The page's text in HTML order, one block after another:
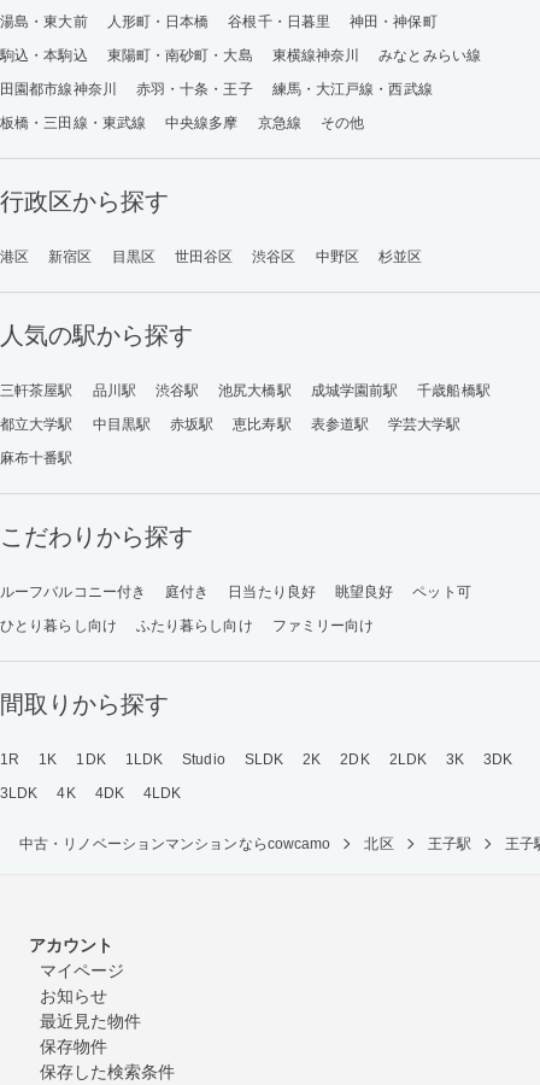
湯島・東大前
人形町・日本橋 谷根千・日暮里
神田・神保町
駒込・本駒込
東陽町・南砂町・大島 東横線神奈川
みなとみらい線
田園都市線神奈川
赤羽・十条・王子
練馬・大江戸線・西武線
板橋・三田線・東武線
中央線多摩 京急線 その他
行政区から探す
港区 新宿区 目黒区 世田谷区 渋谷区 中野区 杉並区
人気の駅から探す
三軒茶屋駅 品川駅 渋谷駅 池尻大橋駅 成城学園前駅
千歳船橋駅
都立大学駅
中目黒駅 赤坂駅 恵比寿駅 表参道駅
学芸大学駅
麻布十番駅
こだわりから探す
ルーフバルコニー付き 庭付き 日当たり良好 眺望良好
ペット可
ひとり暮らし向け
ふたり暮らし向け ファミリー向け
間取りから探す
1R 1K 1DK 1LDK Studio SLDK 2K 2DK 2LDK 3K
3DK
3LDK
4K 4DK 4LDK
中古・リノベーションマンションならcowcamo 北区 王子駅 王子
アカウント
マイページ
お知らせ
最近見た物件
保存物件
保存した検索条件